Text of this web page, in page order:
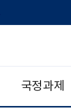
국정과제